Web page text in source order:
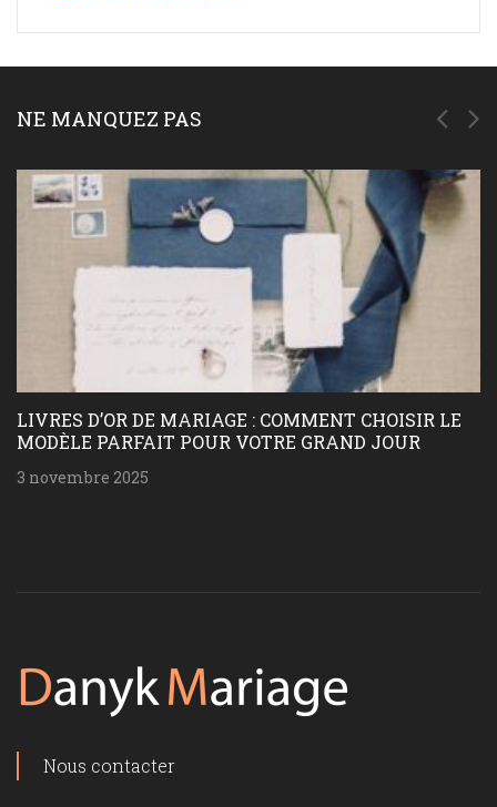
NE MANQUEZ PAS
CHOISIR LE
JOUR
LES ACCESSOIRES ESSENTIELS
ET AU QUOTIDIEN
Nous contacter